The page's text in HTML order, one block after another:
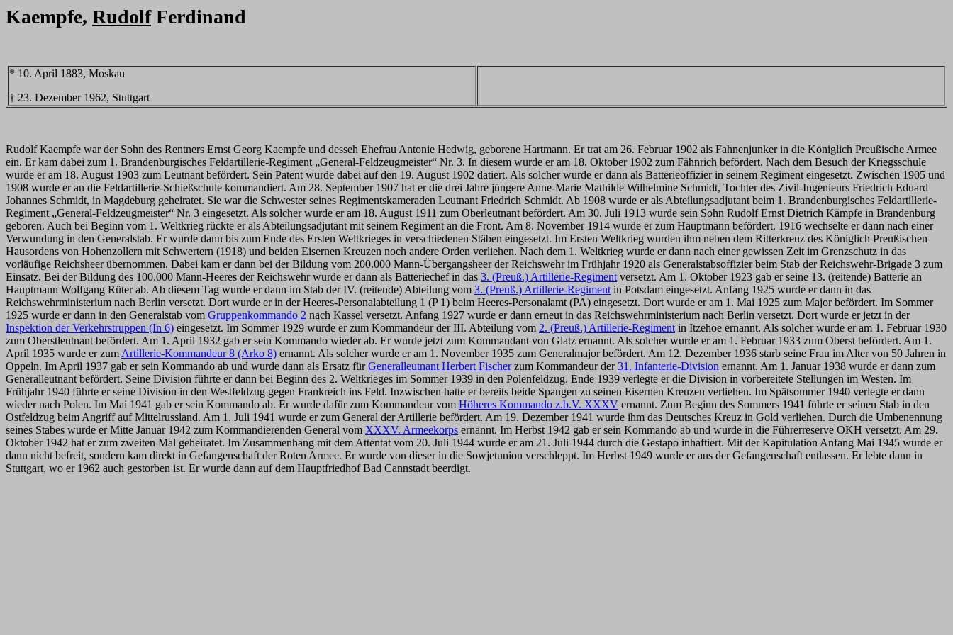
Kaempfe, RudolfFerdinand
* 10. April 1883, Moskau
† 23. Dezember 1962, Stuttgart
Rudolf Kaempfe war der Sohn des Rentners Ernst Georg Kaempfe und desseh Ehefrau Antonie Hedwig, geborene Hartmann. Er trat am 26. Februar 1902 als Fahnenjunker in die Königlich Preußische Armee
ein. Er kam dabei zum 1. Brandenburgisches Feldartillerie-Regiment „General-Feldzeugmeister“ Nr. 3. In diesem wurde er am 18. Oktober 1902 zum Fähnrich befördert. Nach dem Besuch der Kriegsschule
wurde er am 18. August 1903 zum Leutnant befördert. Sein Patent wurde dabei auf den 19. August 1902 datiert. Als solcher wurde er dann als Batterieoffizier in seinem Regiment eingesetzt. Zwischen 1905 und
1908 wurde er an die Feldartillerie-Schießschule kommandiert. Am 28. September 1907 hat er die drei Jahre jüngere Anne-Marie Mathilde Wilhelmine Schmidt, Tochter des Zivil-Ingenieurs Friedrich Eduard
Johannes Schmidt, in Magdeburg geheiratet. Sie war die Schwester seines Regimentskameraden Leutnant Friedrich Schmidt. Ab 1908 wurde er als Abteilungsadjutant beim 1. Brandenburgisches Feldartillerie-
Regiment „General-Feldzeugmeister“ Nr. 3 eingesetzt. Als solcher wurde er am 18. August 1911 zum Oberleutnant befördert. Am 30. Juli 1913 wurde sein Sohn Rudolf Ernst Dietrich Kämpfe in Brandenburg
geboren. Auch bei Beginn vom 1. Weltkrieg rückte er als Abteilungsadjutant mit seinem Regiment an die Front. Am 8. November 1914 wurde er zum Hauptmann befördert. 1916 wechselte er dann nach einer
Verwundung in den Generalstab. Er wurde dann bis zum Ende des Ersten Weltkrieges in verschiedenen Stäben eingesetzt. Im Ersten Weltkrieg wurden ihm neben dem Ritterkreuz des Königlich Preußischen
Hausordens von Hohenzollern mit Schwertern (1918) und beiden Eisernen Kreuzen noch andere Orden verliehen. Nach dem 1. Weltkrieg wurde er dann nach einer gewissen Zeit im Grenzschutz in das
vorläufige Reichsheer übernommen. Dabei kam er dann bei der Bildung vom 200.000 Mann-Übergangsheer der Reichswehr im Frühjahr 1920 als Generalstabsoffizier beim Stab der Reichswehr-Brigade 3 zum
Einsatz. Bei der Bildung des 100.000 Mann-Heeres der Reichswehr wurde er dann als Batteriechef in das 3. (Preuß.) Artillerie-Regiment versetzt. Am 1. Oktober 1923 gab er seine 13. (reitende) Batterie an
Hauptmann Wolfgang Rüter ab. Ab diesem Tag wurde er dann im Stab der IV. (reitende) Abteilung vom 3. (Preuß.) Artillerie-Regiment in Potsdam eingesetzt. Anfang 1925 wurde er dann in das
Reichswehrministerium nach Berlin versetzt. Dort wurde er in der Heeres-Personalabteilung 1 (P 1) beim Heeres-Personalamt (PA) eingesetzt. Dort wurde er am 1. Mai 1925 zum Major befördert. Im Sommer
1925 wurde er dann in den Generalstab vom Gruppenkommando 2 nach Kassel versetzt. Anfang 1927 wurde er dann erneut in das Reichswehrministerium nach Berlin versetzt. Dort wurde er jetzt in der
Inspektion der Verkehrstruppen (In 6) eingesetzt. Im Sommer 1929 wurde er zum Kommandeur der III. Abteilung vom 2. (Preuß.) Artillerie-Regiment in Itzehoe ernannt. Als solcher wurde er am 1. Februar 1930
zum Oberstleutnant befördert. Am 1. April 1932 gab er sein Kommando wieder ab. Er wurde jetzt zum Kommandant von Glatz ernannt. Als solcher wurde er am 1. Februar 1933 zum Oberst befördert. Am 1.
April 1935 wurde er zum Artillerie-Kommandeur 8 (Arko 8) ernannt. Als solcher wurde er am 1. November 1935 zum Generalmajor befördert. Am 12. Dezember 1936 starb seine Frau im Alter von 50 Jahren in
Oppeln. Im April 1937 gab er sein Kommando ab und wurde dann als Ersatz fürGeneralleutnant Herbert Fischerzum Kommandeur der31. Infanterie-Division ernannt. Am 1. Januar 1938 wurde er dann zum
Generalleutnant befördert. Seine Division führte er dann bei Beginn des 2. Weltkrieges im Sommer 1939 in den Polenfeldzug. Ende 1939 verlegte er die Division in vorbereitete Stellungen im Westen. Im
Frühjahr 1940 führte er seine Division in den Westfeldzug gegen Frankreich ins Feld. Inzwischen hatte er bereits beide Spangen zu seinen Eisernen Kreuzen verliehen. Im Spätsommer 1940 verlegte er dann
wieder nach Polen. Im Mai 1941 gab er sein Kommando ab. Er wurde dafür zum Kommandeur vom Höheres Kommando z.b.V. XXXV ernannt. Zum Beginn des Sommers 1941 führte er seinen Stab in den
Ostfeldzug beim Angriff auf Mittelrussland. Am 1. Juli 1941 wurde er zum General der Artillerie befördert. Am 19. Dezember 1941 wurde ihm das Deutsches Kreuz in Gold verliehen. Durch die Umbenennung
seines Stabes wurde er Mitte Januar 1942 zum Kommandierenden General vom XXXV. Armeekorps ernannt. Im Herbst 1942 gab er sein Kommando ab und wurde in die Führerreserve OKH versetzt. Am 29.
Oktober 1942 hat er zum zweiten Mal geheiratet. Im Zusammenhang mit dem Attentat vom 20. Juli 1944 wurde er am 21. Juli 1944 durch die Gestapo inhaftiert. Mit der Kapitulation Anfang Mai 1945 wurde er
dann nicht befreit, sondern kam direkt in Gefangenschaft der Roten Armee. Er wurde von dieser in die Sowjetunion verschleppt. Im Herbst 1949 wurde er aus der Gefangenschaft entlassen. Er lebte dann in
Stuttgart, wo er 1962 auch gestorben ist. Er wurde dann auf dem Hauptfriedhof Bad Cannstadt beerdigt.